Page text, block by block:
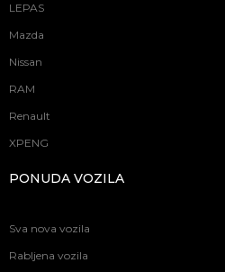
LEPAS
Mazda
Nissan
RAM
Renault
XPENG
PONUDA VOZILA
Sva nova vozila
Rabljena vozila